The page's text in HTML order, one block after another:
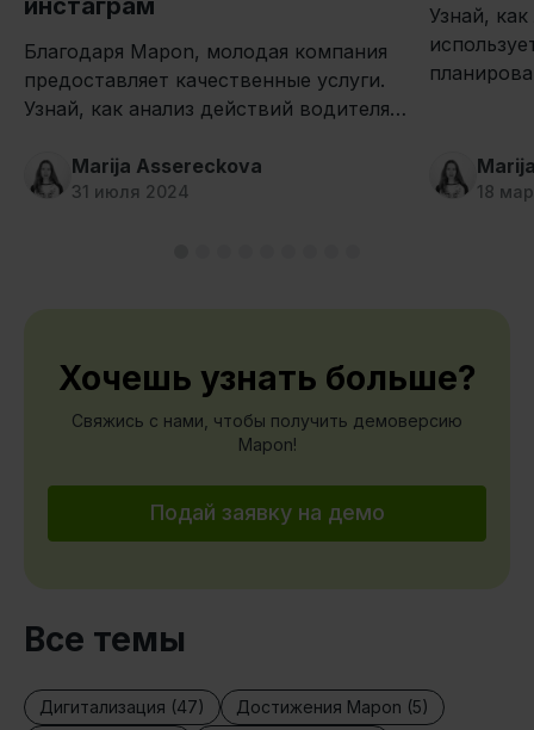
Благодаря Mapon, молодая компания
предоставляет качественные услуги.
Узнай, как анализ действий водителя и
эффективность в 19.05!
Marija Assereckova
31 июля 2024
Узнай,
18
Хочешь узнать больше?
Свяжись с нами, чтобы получить демоверсию
Mapon!
Подай заявку на демо
Все темы
Дигитализация (47)
Достижения Mapon (5)